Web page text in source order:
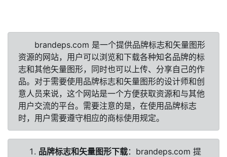
brandeps.com 是一个提供品牌标志和矢量图形
资源的网站，用户可以浏览和下载各种知名品牌的标
志和其他矢量图形，同时也可以上传、分享自己的作
品。对于需要使用品牌标志和矢量图形的设计师和创
意人员来说，这个网站是一个方便获取资源和与其他
用户交流的平台。需要注意的是，在使用品牌标志
时，用户需要遵守相应的商标使用规定。
品牌标志和矢量图形下载：brandeps.com 提